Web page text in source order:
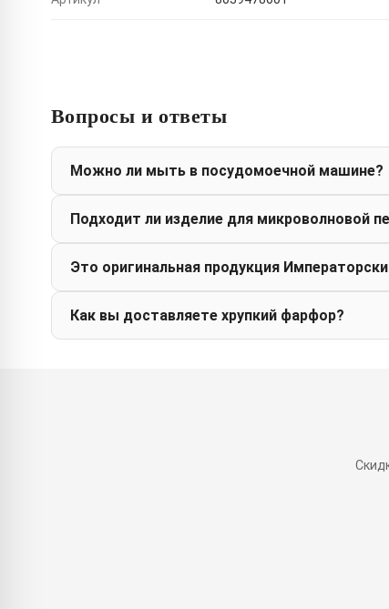
Вопросы и ответы
Можно ли мыть в посудомоечной машине?
Подходит ли изделие для микроволновой
Это оригинальная продукция
Как вы доставляете хрупкий фарфор?